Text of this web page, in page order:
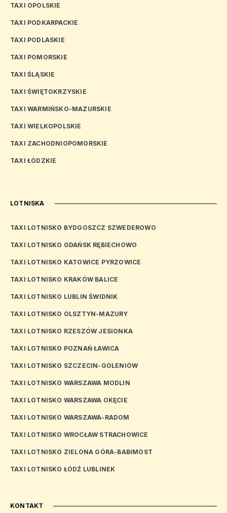
TAXI OPOLSKIE
TAXI PODKARPACKIE
TAXI PODLASKIE
TAXI POMORSKIE
TAXI ŚLĄSKIE
TAXI ŚWIĘTOKRZYSKIE
TAXI WARMIŃSKO-MAZURSKIE
TAXI WIELKOPOLSKIE
TAXI ZACHODNIOPOMORSKIE
TAXI ŁÓDZKIE
LOTNISKA
TAXI LOTNISKO BYDGOSZCZ SZWEDEROWO
TAXI LOTNISKO GDAŃSK RĘBIECHOWO
TAXI LOTNISKO KATOWICE PYRZOWICE
TAXI LOTNISKO KRAKÓW BALICE
TAXI LOTNISKO LUBLIN ŚWIDNIK
TAXI LOTNISKO OLSZTYN-MAZURY
TAXI LOTNISKO RZESZÓW JESIONKA
TAXI LOTNISKO POZNAŃ ŁAWICA
TAXI LOTNISKO SZCZECIN-GOLENIÓW
TAXI LOTNISKO WARSZAWA MODLIN
TAXI LOTNISKO WARSZAWA OKĘCIE
TAXI LOTNISKO WARSZAWA-RADOM
TAXI LOTNISKO WROCŁAW STRACHOWICE
TAXI LOTNISKO ZIELONA GÓRA-BABIMOST
TAXI LOTNISKO ŁÓDŹ LUBLINEK
KONTAKT